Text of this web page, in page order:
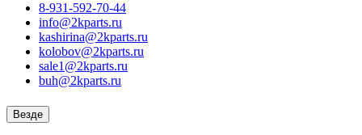
8-931-592-70-44
info@2kparts.ru
kashirina@2kparts.ru
kolobov@2kparts.ru
sale1@2kparts.ru
buh@2kparts.ru
Везде